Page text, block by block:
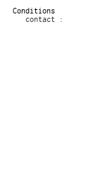
Conditions
contact :